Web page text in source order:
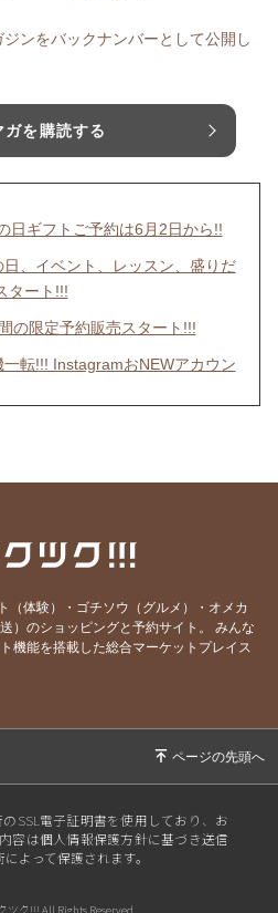
ンをバックナンバーとして公開し
ガを購読する
日ギフトご予約は6月2日から!!
、イベント、レッスン、盛りだ
タート!!!
の限定予約販売スタート!!!
転!!! InstagramおNEWアカウン
トデーおやつのご予約は【本日
トデーおやつ、ご予約スタート!!
タイン予約は2月5日(木)まで!!
タイン限定NEWおやつ登場!!!
年🎍ままがし2026年のRe:STA
ゼント発表🙌
クリスマス🎄
（体験）・ゴチソウ（グルメ）・オメカ
）のショッピングと予約サイト。
みんな
機能を搭載した総合マーケットプレイス
SSL電子証明書を使用しており、お
容は個人情報保護方針に基づき送信
よって保護されます。
ツク!!! All Rights Reserved.